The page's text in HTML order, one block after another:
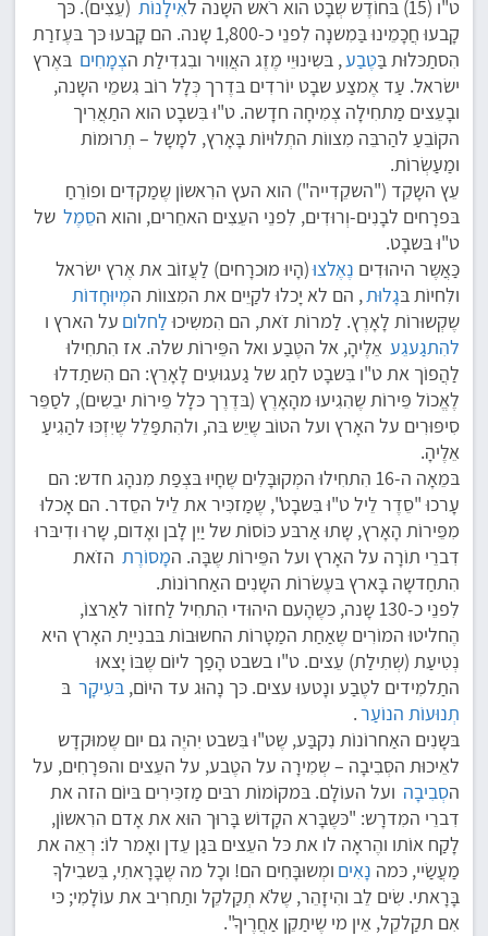
ט"ו (15) בּחוֹדֶש שְבָט הוא רֹאש השָנה ל אִילָנוֹת (עֵצִים). כּך
קָבעוּ חֲכָמֵינוּ בַּמִשנָה לִפנֵי כ-1,800 שָנה. הם קָבעוּ כּך בּעֶזרַת
הִסתַכּלוּת בַּטֶבַע, בּשִינוּיֵי מֶזֶג האֲוִויר ובִגדִילַת הצְמָחִים בּאֶרץ
ישׂראל. עַד אֶמצַע שבָט יוֹרדִים בּדֶרך כְּלָל רוֹב גִשמֵי השָנה,
ובָעֵצים מַתחִילָה צְמִיחָה חדָשה. ט"וּ בִּשבָט הוא התַאֲרִיך
הקוֹבֵעַ להַרבֵּה מִצווֹת התְלוּיוֹת בָּאָרץ, למָשָל – תְרוּמוֹת
ומַעַשְׂרוֹת.
עֵץ השָקֵד ("השקֵדִייה") הוא העץ הרִאשוֹן שֶמַקדִים ופוֹרֵחַ
בּפרָחים לבָנִים-וְרוּדִים, לִפנֵי העֵצִים האחֵרים, והוא הסֵמֶל של
ט"וּ בּשבָט.
כַּאֲשֶר היהוּדִים נֶאֶלצוּ(הָיוּ מוּכרָחים) לַעֲזוֹב את אֶרץ ישׂראל
ולִחיוֹת בּגָלוּת, הם לא יָכלוּ לקַיֵים את המִצווֹת המְיוּחָדוֹת
שֶקְשוּרוֹת לָאָרֶץ. לַמרוֹת זֹאת, הם הִמשִיכוּלַחלום על הארץ ו
להִתגַעגֵע אֵלֶיהָ, אל הטֶבַע ואל הפֵּירוֹת שלה. אז הִתחִילוּ
לַהֲפוֹך את ט"ו בִּשבָט לחַג של גַעגוּעִים לָאָרֵץ: הם הִשתַדלוּ
לֶאֱכוֹל פֵּירוֹת שֶהִגִיעוּ מהָאָרֶץ (בּדֶרֶך כּלָל פֵּירוֹת יבֵשִים), לסַפֵּר
סִיפּוּרִים על האָרץ ועל הטוֹב שֶיֵש בּה, ולהִתפַּלֵל שֶיִזְכּוּ להַגִיעַ
אֵלֶיהָ.
בּמֵאָה ה-16 הִתחִילוּ המְקוּבָּלִים שֶחָיוּ בּצְפַת מִנהָג חדש: הם
עָרכוּ "סֵדֶר לֵיל ט"וּ בִּשבָט", שֶמַזכִּיר את לֵיל הסֵדר. הם אָכלוּ
מִפֵּירוֹת הָאָרץ, שָתוּ אַרבּע כּוֹסוֹת של יַיִן לָבן ואָדום, שָרוּ ודִיבּרוּ
דִברֵי תוֹרָה על האָרץ ועל הפֵּירוֹת שֶבָּה. המָסוֹרֶת הזֹאת
הִתחַדשָה בָּארץ בּעֶשׂרוֹת השָנִים האַחרוֹנוֹת.
לִפנֵי כ-130 שָנה, כּשֶהָעם היהוּדי הִתחִיל לַחזוֹר לאַרצוֹ,
הֶחליטוּ המוֹרִים שֶאַחַת המַטָרוֹת החשוּבוֹת בּבנִייַת האָרץ היא
נְטִיעַת (שְתִילַת) עֵצים. ט"ו בשבט הָפַך ליוֹם שֶבּוֹ יָצאוּ
התַלמִידים לטֶבַע ונָטעוּ עצים. כּך נָהוּג עד היוֹם, בּעִיקָר בּ
תְנוּעוֹת הנוֹעַר.
בּשָנִים האַחרוֹנוֹת נִקבַּע, שֶט"וּ בִּשבט יִהיֶה גם יום שֶמוּקדָש
לאֵיכוּת הסְבִיבָה – שְמִירָה על הטֶבע, על העֵצים והפּרָחִים, על
הסְבִיבָה ועל העוֹלָם. בּמקוֹמוֹת רבּים מַזכִּירִים בּיוֹם הזה את
דִברֵי המִדרָש: "כּשֶבָּרא הקָדוֹש בָּרוּך הוּא את אָדם הרִאשוֹן,
לָקַח אוֹתו והֶראָה לו את כּל העֵצים בּגַן עֵדן ואָמר לוֹ: רְאֵה את
מַעֲשַׂיי, כּמה נָאִים ומְשוּבָּחִים הם! וכָל מה שֶבָּרָאתִי, בִּשבִילךָ
בָּרָאתי. שִׂים לֵב והִיזָהֵר, שֶלֹֹא תְקַלקֵל ותַחרִיב את עוֹלָמִי; כּי
אִם תקַלקֵל, אֵין מי שֶיתַקֵן אַחֲרֶיךָ".